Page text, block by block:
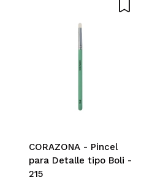
el primero. Imagínatelo...
su compra?
CORAZONA - Pincel
para Detalle tipo Boli -
215